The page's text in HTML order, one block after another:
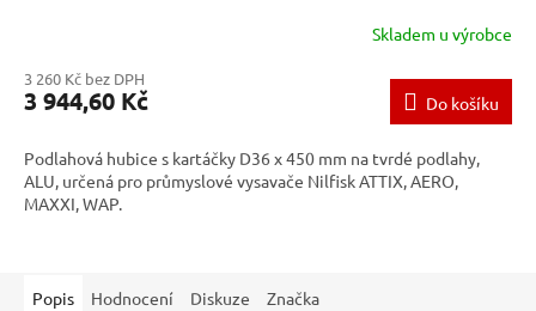
Skladem u výrobce
3 260 Kč bez DPH
3 944,60 Kč Do košíku
Podlahová hubice s kartáčky D36 x 450 mm na tvrdé podlahy,
ALU, určená pro průmyslové vysavače Nilfisk ATTIX, AERO,
MAXXI, WAP.
Popis Hodnocení Diskuze Značka